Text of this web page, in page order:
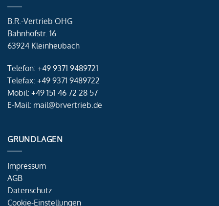
B.R.-Vertrieb OHG
Bahnhofstr. 16
63924 Kleinheubach
Telefon: +49 9371 9489721
Telefax: +49 9371 9489722
Mobil: +49 151 46 72 28 57
E-Mail: mail@brvertrieb.de
GRUNDLAGEN
Impressum
AGB
Datenschutz
Cookie-Einstellungen